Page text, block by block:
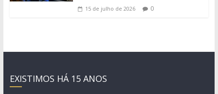
15 de julho de 2026 0
EXISTIMOS HÁ 15 ANOS